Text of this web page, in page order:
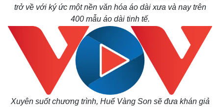
trở về với ký ức một nền văn hóa áo dài xưa và nay trên
400 mẫu áo dài tinh tế.
Xuyên suốt chương trình, Huế Vàng Son sẽ đưa khán giả